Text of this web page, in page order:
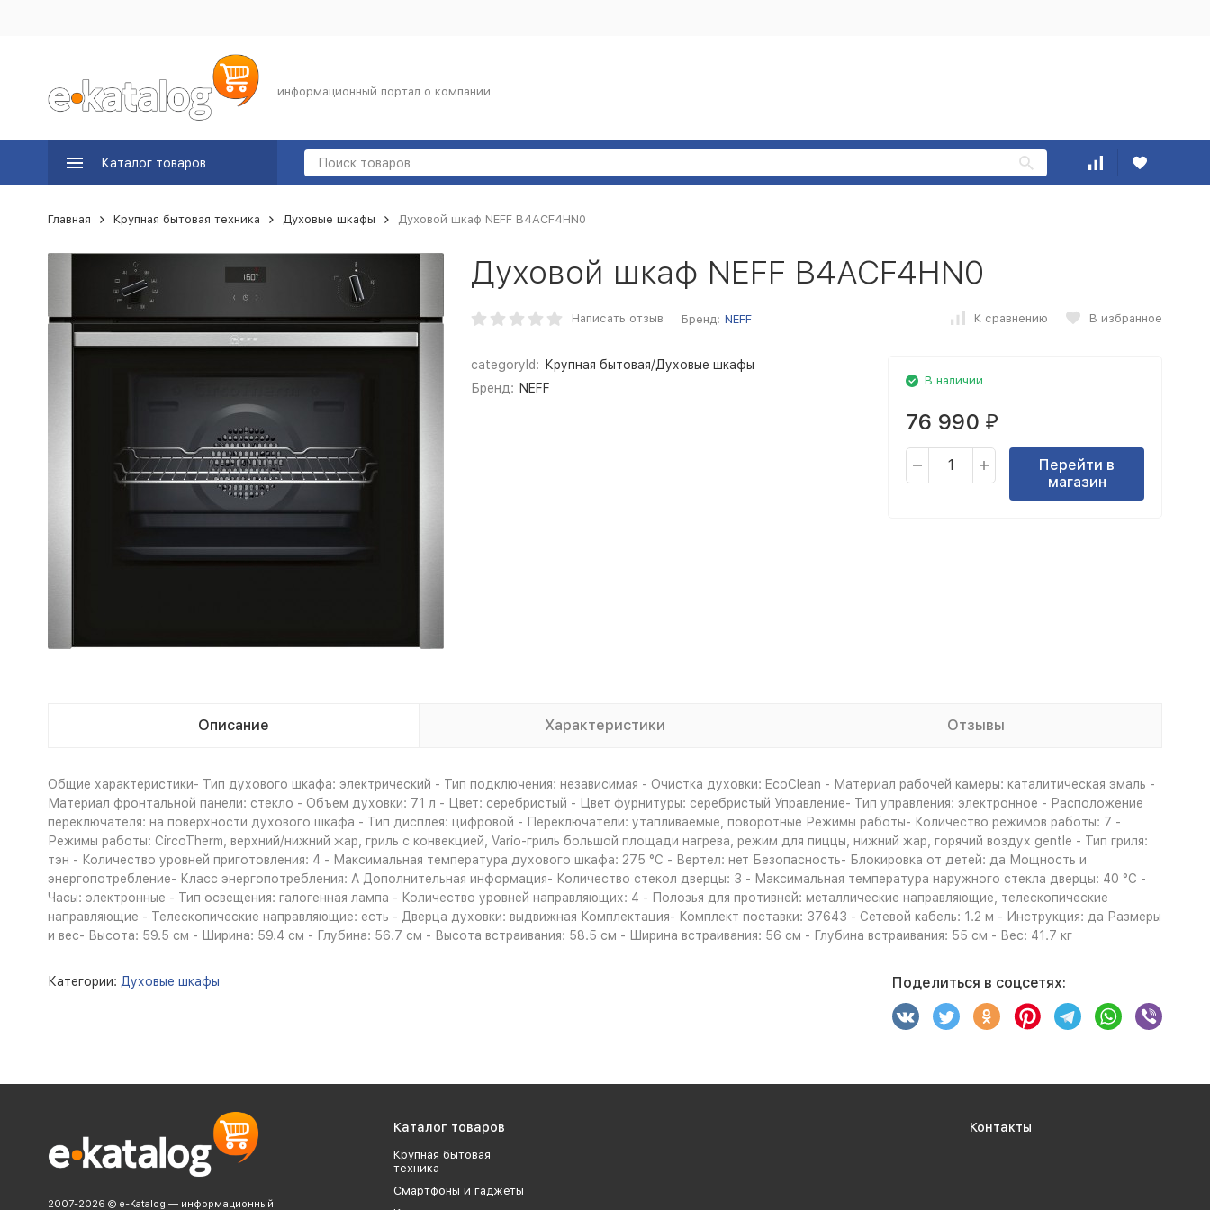
информационный портал о компании
Каталог товаров
Главная Крупная бытовая техника Духовые шкафы Духовой шкаф NEFF B4ACF4HN0
Духовой шкаф NEFF B4ACF4HN0
Написать отзыв Бренд: NEFF К сравнению В избранное
categoryId:
Крупная бытовая/Духовые шкафы
Бренд: NEFF
В наличии
76 990 ₽
Перейти в
магазин
Описание Характеристики Отзывы
Общие характеристики- Тип духового шкафа: электрический - Тип подключения: независимая - Очистка духовки: EcoClean - Материал рабочей камеры: каталитическая эмаль -
Материал фронтальной панели: стекло - Объем духовки: 71 л - Цвет: серебристый - Цвет фурнитуры: серебристый Управление- Тип управления: электронное - Расположение
переключателя: на поверхности духового шкафа - Тип дисплея: цифровой - Переключатели: утапливаемые, поворотные Режимы работы- Количество режимов работы: 7 -
Режимы работы: CircoTherm, верхний/нижний жар, гриль с конвекцией, Vario-гриль большой площади нагрева, режим для пиццы, нижний жар, горячий воздух gentle - Тип гриля:
тэн - Количество уровней приготовления: 4 - Максимальная температура духового шкафа: 275 °С - Вертел: нет Безопасность- Блокировка от детей: да Мощность и
энергопотребление- Класс энергопотребления: A Дополнительная информация- Количество стекол дверцы: 3 - Максимальная температура наружного стекла дверцы: 40 °C -
Часы: электронные - Тип освещения: галогенная лампа - Количество уровней направляющих: 4 - Полозья для противней: металлические направляющие, телескопические
направляющие - Телескопические направляющие: есть - Дверца духовки: выдвижная Комплектация- Комплект поставки: 37643 - Сетевой кабель: 1.2 м - Инструкция: да Размеры
и вес- Высота: 59.5 см - Ширина: 59.4 см - Глубина: 56.7 см - Высота встраивания: 58.5 см - Ширина встраивания: 56 см - Глубина встраивания: 55 см - Вес: 41.7 кг
Категории: Духовые шкафы Поделиться в соцсетях:
2007-2026 © e-Katalog — информационный
Каталог товаров
Крупная бытовая
техника
Смартфоны и гаджеты
Контакты